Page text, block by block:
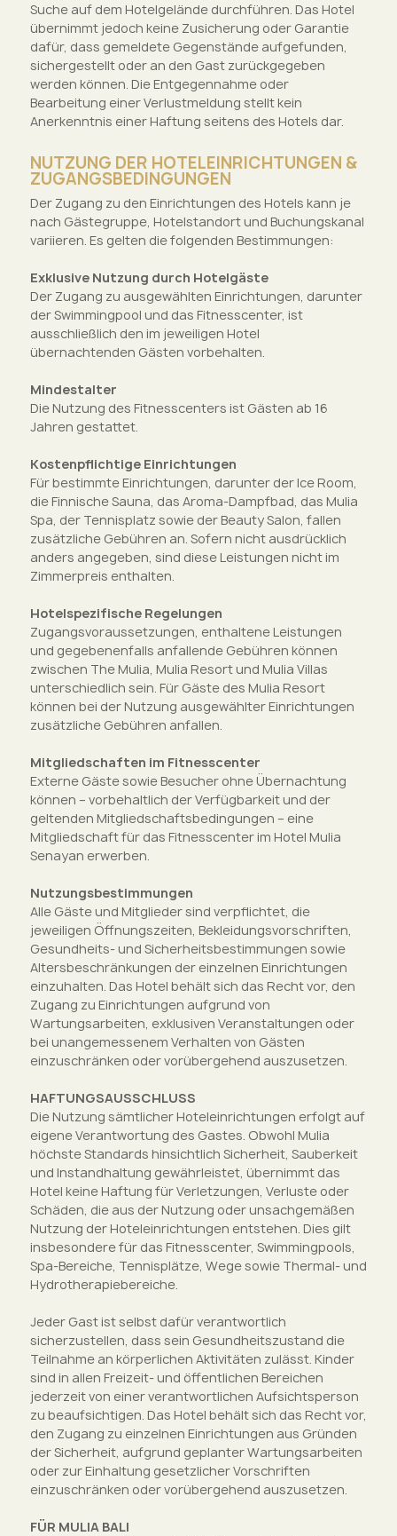
Suche auf dem Hotelgelände durchführen. Das Hotel
übernimmt jedoch keine Zusicherung oder Garantie
dafür, dass gemeldete Gegenstände aufgefunden,
sichergestellt oder an den Gast zurückgegeben
werden können. Die Entgegennahme oder
Bearbeitung einer Verlustmeldung stellt kein
Anerkenntnis einer Haftung seitens des Hotels dar.
NUTZUNG DER HOTELEINRICHTUNGEN &
ZUGANGSBEDINGUNGEN
Der Zugang zu den Einrichtungen des Hotels kann je
nach Gästegruppe, Hotelstandort und Buchungskanal
variieren. Es gelten die folgenden Bestimmungen:
Exklusive Nutzung durch Hotelgäste
Der Zugang zu ausgewählten Einrichtungen, darunter
der Swimmingpool und das Fitnesscenter, ist
ausschließlich den im jeweiligen Hotel
übernachtenden Gästen vorbehalten.
Mindestalter
Die Nutzung des Fitnesscenters ist Gästen ab 16
Jahren gestattet.
Kostenpflichtige Einrichtungen
Für bestimmte Einrichtungen, darunter der Ice Room,
die Finnische Sauna, das Aroma-Dampfbad, das Mulia
Spa, der Tennisplatz sowie der Beauty Salon, fallen
zusätzliche Gebühren an. Sofern nicht ausdrücklich
anders angegeben, sind diese Leistungen nicht im
Zimmerpreis enthalten.
Hotelspezifische Regelungen
Zugangsvoraussetzungen, enthaltene Leistungen
und gegebenenfalls anfallende Gebühren können
zwischen The Mulia, Mulia Resort und Mulia Villas
unterschiedlich sein. Für Gäste des Mulia Resort
können bei der Nutzung ausgewählter Einrichtungen
zusätzliche Gebühren anfallen.
Mitgliedschaften im Fitnesscenter
Externe Gäste sowie Besucher ohne Übernachtung
können – vorbehaltlich der Verfügbarkeit und der
geltenden Mitgliedschaftsbedingungen – eine
Mitgliedschaft für das Fitnesscenter im Hotel Mulia
Senayan erwerben.
Nutzungsbestimmungen
Alle Gäste und Mitglieder sind verpflichtet, die
jeweiligen Öffnungszeiten, Bekleidungsvorschriften,
Gesundheits- und Sicherheitsbestimmungen sowie
Altersbeschränkungen der einzelnen Einrichtungen
einzuhalten. Das Hotel behält sich das Recht vor, den
Zugang zu Einrichtungen aufgrund von
Wartungsarbeiten, exklusiven Veranstaltungen oder
bei unangemessenem Verhalten von Gästen
einzuschränken oder vorübergehend auszusetzen.
HAFTUNGSAUSSCHLUSS
Die Nutzung sämtlicher Hoteleinrichtungen erfolgt auf
eigene Verantwortung des Gastes. Obwohl Mulia
höchste Standards hinsichtlich Sicherheit, Sauberkeit
und Instandhaltung gewährleistet, übernimmt das
Hotel keine Haftung für Verletzungen, Verluste oder
Schäden, die aus der Nutzung oder unsachgemäßen
Nutzung der Hoteleinrichtungen entstehen. Dies gilt
insbesondere für das Fitnesscenter, Swimmingpools,
Spa-Bereiche, Tennisplätze, Wege sowie Thermal- und
Hydrotherapiebereiche.
Jeder Gast ist selbst dafür verantwortlich
sicherzustellen, dass sein Gesundheitszustand die
Teilnahme an körperlichen Aktivitäten zulässt. Kinder
sind in allen Freizeit- und öffentlichen Bereichen
jederzeit von einer verantwortlichen Aufsichtsperson
zu beaufsichtigen. Das Hotel behält sich das Recht vor,
den Zugang zu einzelnen Einrichtungen aus Gründen
der Sicherheit, aufgrund geplanter Wartungsarbeiten
oder zur Einhaltung gesetzlicher Vorschriften
einzuschränken oder vorübergehend auszusetzen.
FÜR MULIA BALI